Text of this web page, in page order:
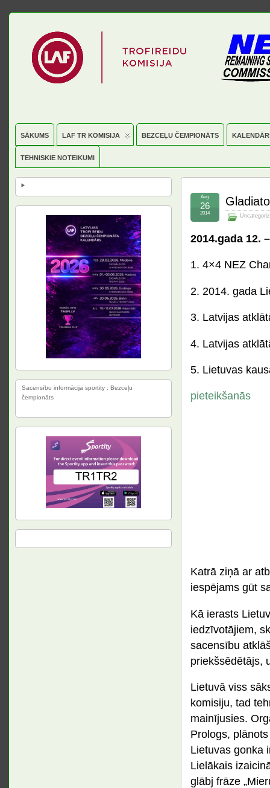
SĀKUMS LAF TR KOMISIJA BEZCEĻU ČEMPIONĀTS
TEHNISKIE NOTEIKUMI
Aug
26
2014
2014.gada 12.
1. 4×4 NEZ
2. 2014. gada
3. Latvijas
4. Latvijas
5. Lietuvas
pieteikšanās
Katrā ziņā ar
iespējams gūt
Kā ierasts
iedzīvotājiem,
sacensību
priekšsēdētājs,
Lietuvā viss
komisiju, tad
mainījusies.
Prologs,
Lietuvas gonka
Lielākais
glābj frāze
Sacensību informācija sportity : Bezceļu
čempionāts